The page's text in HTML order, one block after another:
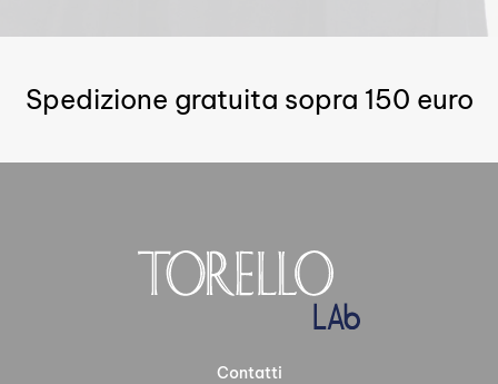
Spedizione gratuita sopra 150 euro
Contatti